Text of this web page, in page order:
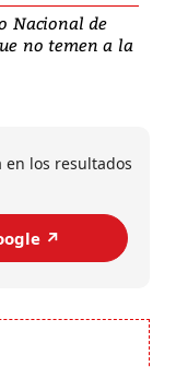
Nacional de
no temen a la
los resultados
↗️